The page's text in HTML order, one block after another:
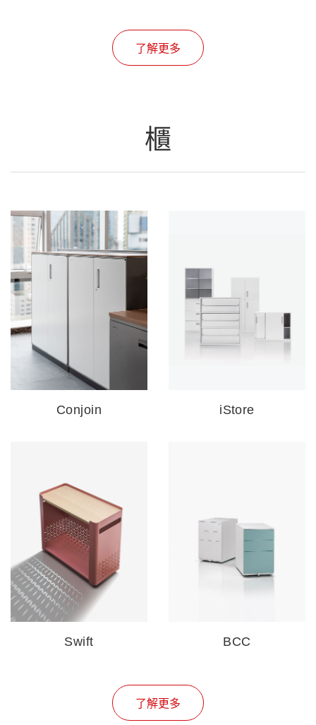
了解更多
櫃
Conjoin iStore
Swift BCC
了解更多